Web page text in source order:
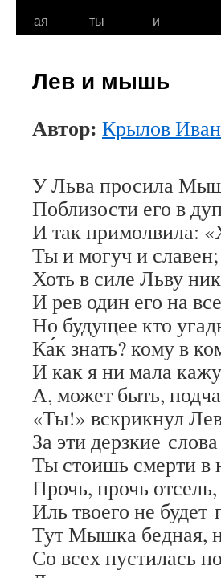
ая
ты
и
Лев и мышь
Автор: Крылов
У Льва просила
Поблизости его в
И так примолвила:
Ты и могуч и славен;
Хоть в силе Льву
И рев один его на
Но будущее кто
Ка́к знать? кому в
И как я ни мала
А, может быть,
«Ты!» вскрикнул
За эти дерзкие слова
Ты стоишь смерти в
Прочь, прочь
Иль твоего не будет
Тут Мышка бедная,
Со всех пустилась